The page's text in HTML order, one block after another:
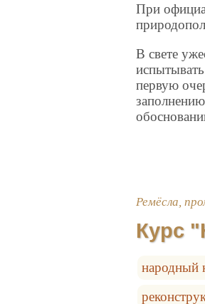
При
В свете
первую
Ремёсла,
Курс
народный